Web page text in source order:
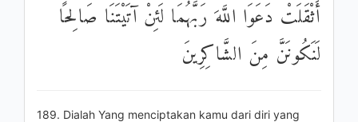
أَثْقَلَتْ دَعَوَا اللَّهَ رَبَّهُمَا لَئِنْ آتَيْتَنَا صَالِحًا
لَنَكُونَنَّ مِنَ الشَّاكِرِينَ
189. Dialah Yang menciptakan kamu dari diri yang